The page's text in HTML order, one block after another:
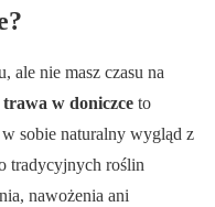
ale nie masz czasu na
trawa w doniczce to
sobie naturalny wygląd z
tradycyjnych roślin
nawożenia ani